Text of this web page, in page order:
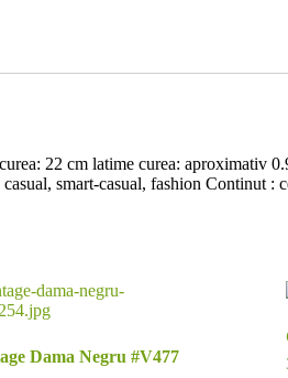
22 cm latime curea: aproximativ
smart-casual, fashion Continut :
Dama Negru #V477